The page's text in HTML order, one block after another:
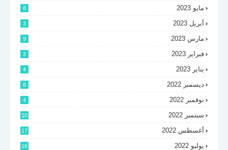
مايو 2023 8
أبريل 2023 3
مارس 2023 9
فبراير 2023 3
يناير 2023 4
ديسمبر 2022 8
نوفمبر 2022 4
سبتمبر 2022 10
أغسطس 2022 17
يوليو 2022 16